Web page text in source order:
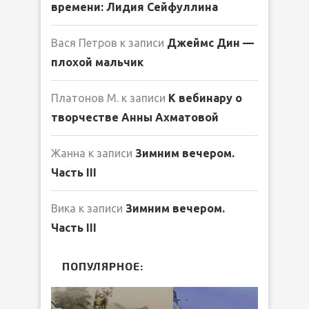
времени: Лидия Сейфуллина
Вася Петров к записи Джеймс Дин —
плохой мальчик
Платонов М. к записи К вебинару о
творчестве Анны Ахматовой
Жанна к записи Зимним вечером.
Часть III
Вика к записи Зимним вечером.
Часть III
ПОПУЛЯРНОЕ: